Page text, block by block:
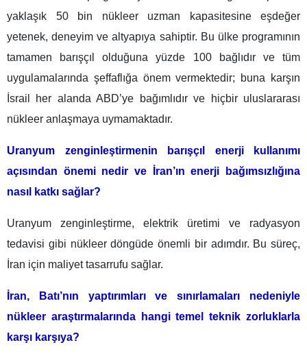
yaklaşık 50 bin nükleer uzman kapasitesine eşdeğer
yetenek, deneyim ve altyapıya sahiptir. Bu ülke programının
tamamen barışçıl olduğuna yüzde 100 bağlıdır ve tüm
uygulamalarında şeffaflığa önem vermektedir; buna karşın
İsrail her alanda ABD’ye bağımlıdır ve hiçbir uluslararası
nükleer anlaşmaya uymamaktadır.
Uranyum zenginleştirmenin barışçıl enerji kullanımı
açısından önemi nedir ve İran’ın enerji bağımsızlığına
nasıl katkı sağlar?
Uranyum zenginleştirme, elektrik üretimi ve radyasyon
tedavisi gibi nükleer döngüde önemli bir adımdır. Bu süreç,
İran için maliyet tasarrufu sağlar.
İran, Batı’nın yaptırımları ve sınırlamaları nedeniyle
nükleer araştırmalarında hangi temel teknik zorluklarla
karşı karşıya?